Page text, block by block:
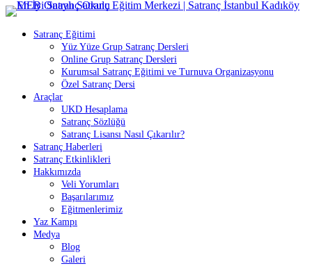
İçeriğe
Satranç Eğitimi
Yüz Yüze Grup Satranç Dersleri
Online Grup Satranç Dersleri
Kurumsal Satranç Eğitimi ve Turnuva Organizasyonu
Özel Satranç Dersi
Araçlar
UKD Hesaplama
Satranç Sözlüğü
Satranç Lisansı Nasıl Çıkarılır?
Satranç Haberleri
Satranç Etkinlikleri
Hakkımızda
Veli Yorumları
Başarılarımız
Eğitmenlerimiz
Yaz Kampı
Medya
Blog
Galeri